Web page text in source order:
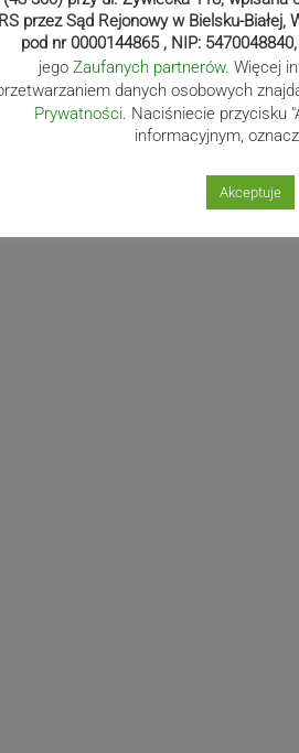
przez Sąd Rejonowy w Bielsku-Białej,
pod nr 0000144865 , NIP:
jego Zaufanych partnerów. Więcej
danych osobowych
Prywatności . Naciśniecie przycisku
informacyjnym,
Akceptuje